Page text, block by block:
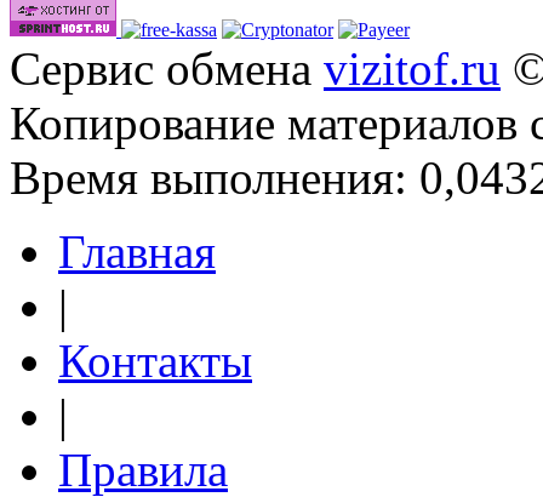
Сервис обмена vizitof.ru
Копирование материалов
Время выполнения:
Главная
|
Контакты
|
Правила